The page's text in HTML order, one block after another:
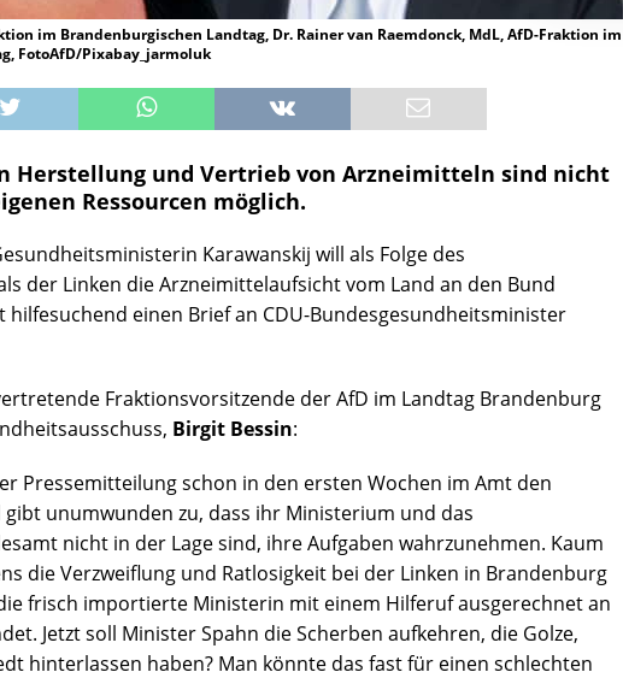
im Brandenburgischen Landtag, Dr. Rainer van Raemdonck, MdL, AfD-Fraktion im
FotoAfD/Pixabay_jarmoluk
Herstellung und Vertrieb von Arzneimitteln sind nicht
Ressourcen möglich.
Karawanskij will als Folge des
der Linken die Arzneimittelaufsicht vom Land an den Bund
hilfesuchend einen Brief an CDU-Bundesgesundheitsminister
Fraktionsvorsitzende der AfD im Landtag Brandenburg
Birgit Bessin:
Pressemitteilung schon in den ersten Wochen im Amt den
unumwunden zu, dass ihr Ministerium und das
nicht in der Lage sind, ihre Aufgaben wahrzunehmen. Kaum
die Verzweiflung und Ratlosigkeit bei der Linken in Brandenburg
frisch importierte Ministerin mit einem Hilferuf ausgerechnet an
Jetzt soll Minister Spahn die Scherben aufkehren, die Golze,
hinterlassen haben? Man könnte das fast für einen schlechten